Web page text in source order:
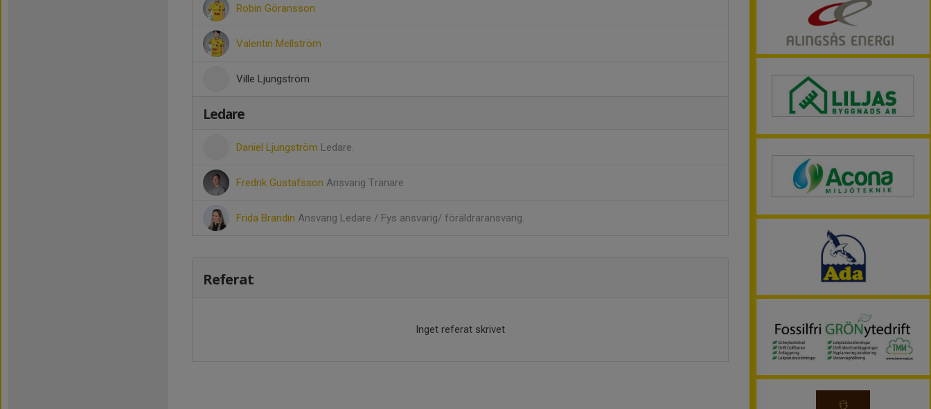
Robin Göransson
Valentin Mellström
Ville Ljungström
Ledare
Daniel Ljungström Ledare.
Fredrik Gustafsson Ansvarig Tränare
Frida Brandin Ansvarig Ledare / Fys ansvarig/ föräldraransvarig.
Referat
Inget referat skrivet